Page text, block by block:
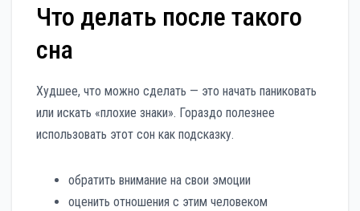
Что делать после такого
сна
Худшее, что можно сделать — это начать паниковать
или искать «плохие знаки». Гораздо полезнее
использовать этот сон как подсказку.
обратить внимание на свои эмоции
оценить отношения с этим человеком